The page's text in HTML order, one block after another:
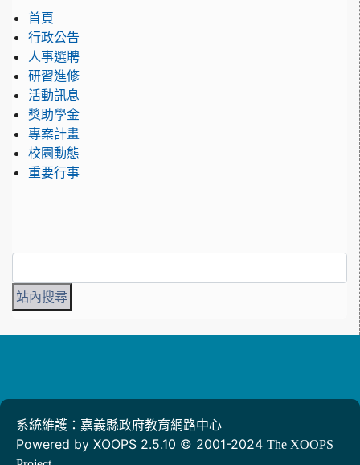
首頁
行政公告
人事選聘
研習進修
活動訊息
獎助學金
專案計畫
校園動態
重要行事
系統維護：嘉義縣政府教育網路中心
Powered by XOOPS 2.5.10 © 2001-2024 The XOOPS